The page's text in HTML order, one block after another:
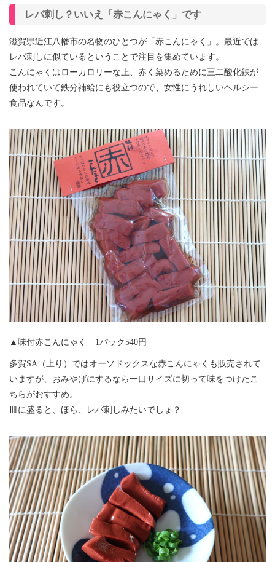
レバ刺し？いいえ「赤こんにゃく」です
滋賀県近江八幡市の名物のひとつが「赤こんにゃく」。最近では
レバ刺しに似ているということで注目を集めています。
こんにゃくはローカロリーな上、赤く染めるために三二酸化鉄が
使われていて鉄分補給にも役立つので、女性にうれしいヘルシー
食品なんです。
▲味付赤こんにゃく 1パック540円
多賀SA（上り）ではオーソドックスな赤こんにゃくも販売されて
いますが、おみやげにするなら一口サイズに切って味をつけたこ
ちらがおすすめ。
皿に盛ると、ほら、レバ刺しみたいでしょ？